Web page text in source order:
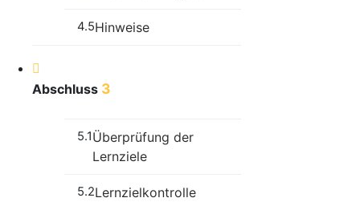
4.5Hinweise
Abschluss 3
5.1Überprüfung der
Lernziele
5.2Lernzielkontrolle